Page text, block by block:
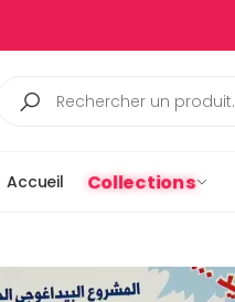
Accueil Collections